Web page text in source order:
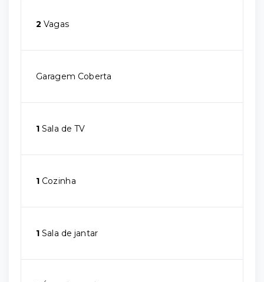
2 Vagas
Garagem Coberta
1 Sala de TV
1 Cozinha
1 Sala de jantar